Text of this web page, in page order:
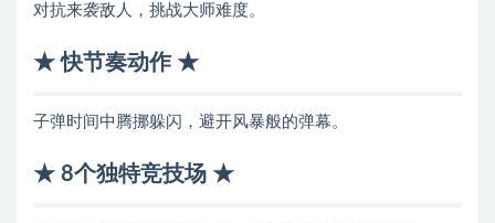
对抗来袭敌人，挑战大师难度。
★ 快节奏动作 ★
子弹时间中腾挪躲闪，避开风暴般的弹幕。
★ 8个独特竞技场 ★